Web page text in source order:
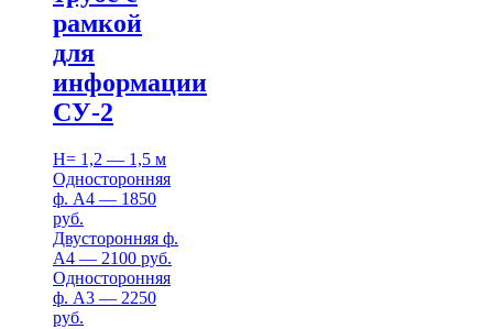
рамкой
для
информации
СУ-2
H= 1,2 — 1,5 м
Односторонняя
ф. А4 — 1850
руб.
Двусторонняя ф.
А4 — 2100 руб.
Односторонняя
ф. А3 — 2250
руб.